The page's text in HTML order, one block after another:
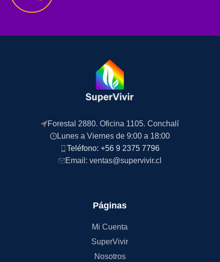
Forestal 2880. Oficina 1105. Conchalí
Lunes a Viernes de 9:00 a 18:00
Teléfono: +56 9 2375 7796
Email: ventas@supervivir.cl
Páginas
Mi Cuenta
SuperVivir
Nosotros